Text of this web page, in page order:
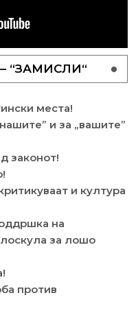
“ЗАМИСЛИ“
места!
и за „вашите”
законот!
и култура
на
за лошо
против